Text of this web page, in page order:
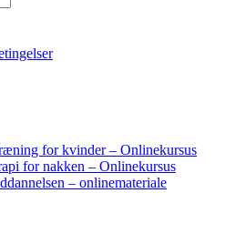
for kvinder – Onlinekursus
for nakken – Onlinekursus
– onlinemateriale